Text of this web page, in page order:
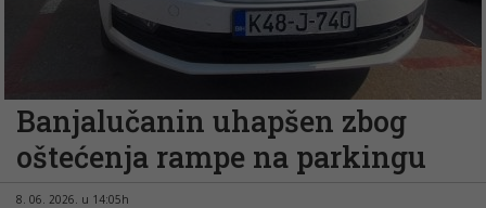
Banjalučanin uhapšen zbog
oštećenja rampe na parkingu
8. 06. 2026. u 14:05h